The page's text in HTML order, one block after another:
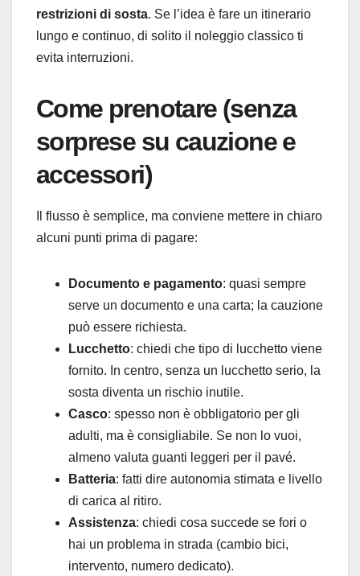
restrizioni di sosta. Se l’idea è fare un itinerario
lungo e continuo, di solito il noleggio classico ti
evita interruzioni.
Come prenotare (senza
sorprese su cauzione e
accessori)
Il flusso è semplice, ma conviene mettere in chiaro
alcuni punti prima di pagare:
Documento e pagamento: quasi sempre
serve un documento e una carta; la cauzione
può essere richiesta.
Lucchetto: chiedi che tipo di lucchetto viene
fornito. In centro, senza un lucchetto serio, la
sosta diventa un rischio inutile.
Casco: spesso non è obbligatorio per gli
adulti, ma è consigliabile. Se non lo vuoi,
almeno valuta guanti leggeri per il pavé.
Batteria: fatti dire autonomia stimata e livello
di carica al ritiro.
Assistenza: chiedi cosa succede se fori o
hai un problema in strada (cambio bici,
intervento, numero dedicato).